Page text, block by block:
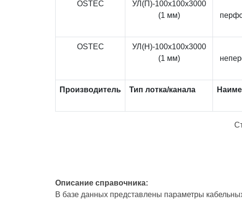
OSTEC
УЛ(П)-100x100x3000
(1 мм)
OSTEC
УЛ(Н)-100x100x3000
(1 мм)
Производитель Тип лотка/канала
Описание справочника:
В базе данных представлены параметры